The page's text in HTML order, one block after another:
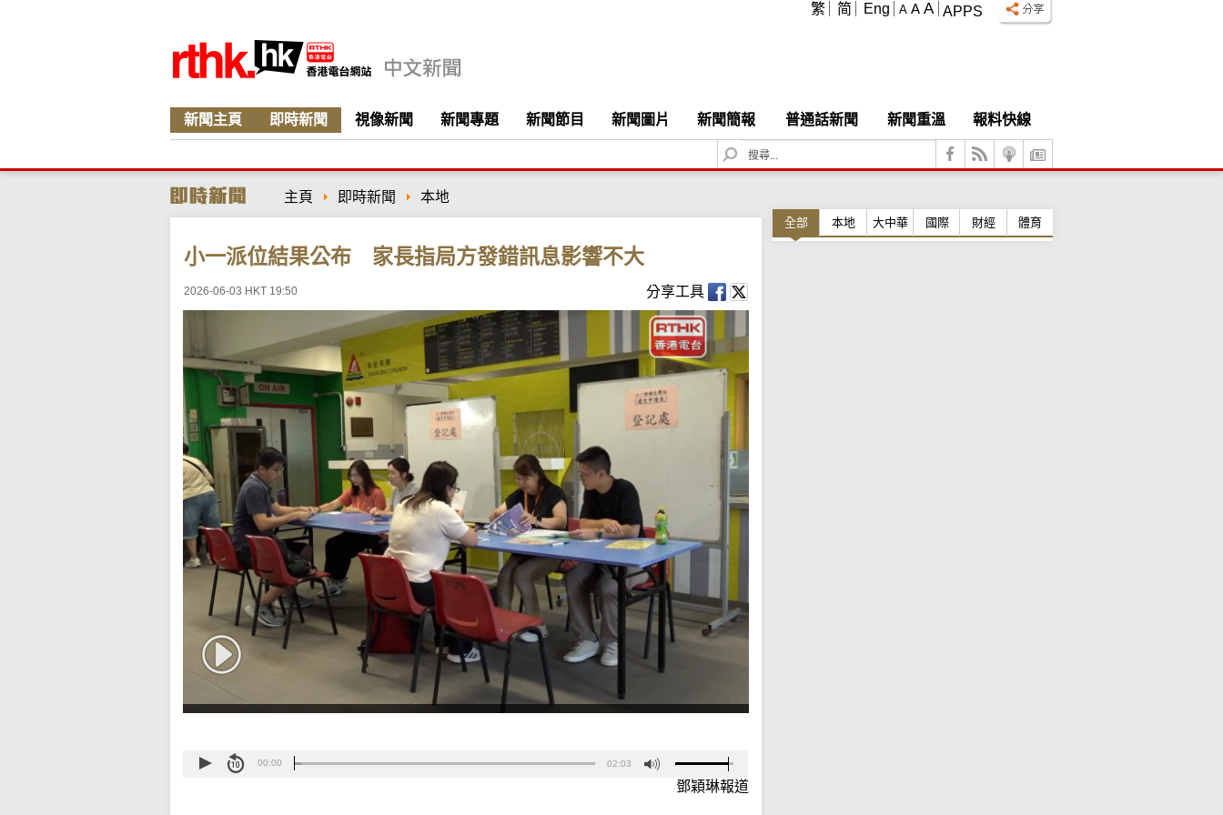
APPS
A A A
繁 简 Eng
新聞主頁 即時新聞 視像新聞 新聞專題 新聞節目 新聞圖片 新聞簡報 普通話新聞 新聞重溫
報料快線
S
e
c
主頁 即時新聞 本地
小一派位結果公布 家長指局方發錯訊息影響不大
2026-06-03 HKT 19:50 分享工具
00:00 02:03
鄧穎琳報道
全部 本地 大中華 國際 財經 體育